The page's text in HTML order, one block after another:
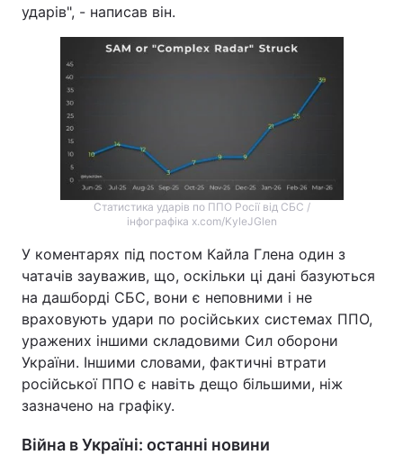
ударів", - написав він.
Статистика ударів по ППО Росії від СБС /
інфографіка x.com/KyleJGlen
У коментарях під постом Кайла Глена один з
чатачів зауважив, що, оскільки ці дані базуються
на дашборді СБС, вони є неповними і не
враховують удари по російських системах ППО,
уражених іншими складовими Сил оборони
України. Іншими словами, фактичні втрати
російської ППО є навіть дещо більшими, ніж
зазначено на графіку.
Війна в Україні: останні новини